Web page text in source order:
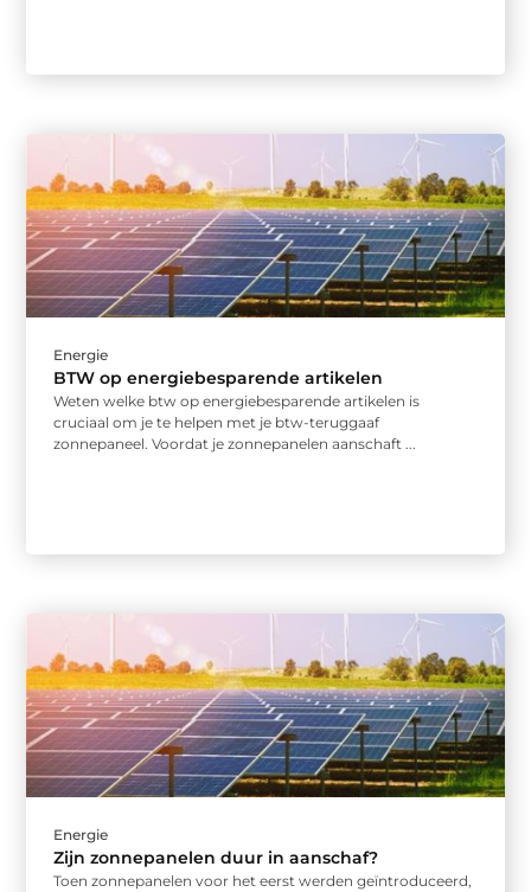
Energie
BTW op energiebesparende artikelen
Weten welke btw op energiebesparende artikelen is
cruciaal om je te helpen met je btw-teruggaaf
zonnepaneel. Voordat je zonnepanelen aanschaft ...
Energie
Zijn zonnepanelen duur in aanschaf?
Toen zonnepanelen voor het eerst werden geïntroduceerd,